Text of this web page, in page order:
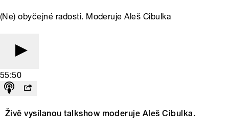
(Ne) obyčejné radosti. Moderuje Aleš Cibulka
55:50
Živě vysílanou talkshow moderuje Aleš Cibulka.